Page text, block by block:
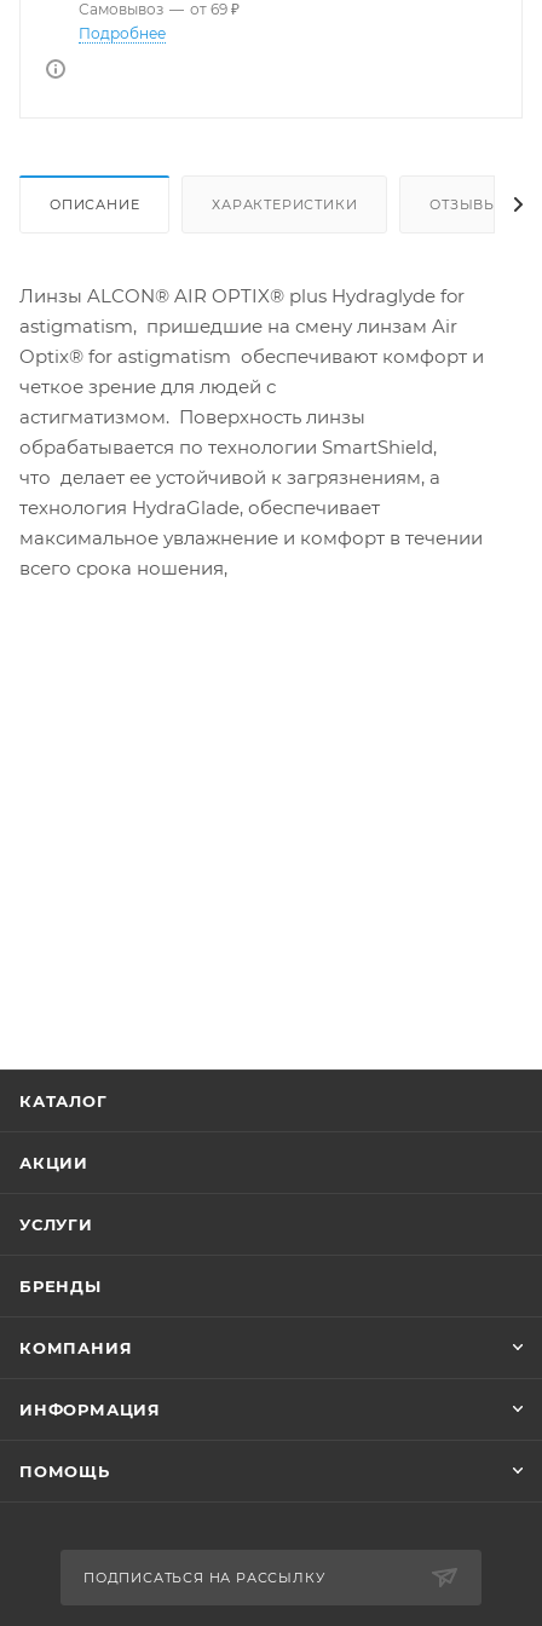
Самовывоз — от 69 ₽
Подробнее
ОПИСАНИЕ ХАРАКТЕРИСТИКИ ОТЗЫВЫ
Линзы ALCON® AIR OPTIX® plus Hydraglyde for
astigmatism, пришедшие на смену линзам Air
Optix® for astigmatism обеспечивают комфорт и
четкое зрение для людей с
астигматизмом. Поверхность линзы
обрабатывается по технологии SmartShield,
что делает ее устойчивой к загрязнениям, а
технология HydraGlade, обеспечивает
максимальное увлажнение и комфорт в течении
всего срока ношения,
КАТАЛОГ
АКЦИИ
УСЛУГИ
БРЕНДЫ
КОМПАНИЯ
ИНФОРМАЦИЯ
ПОМОЩЬ
ПОДПИСАТЬСЯ НА РАССЫЛКУ